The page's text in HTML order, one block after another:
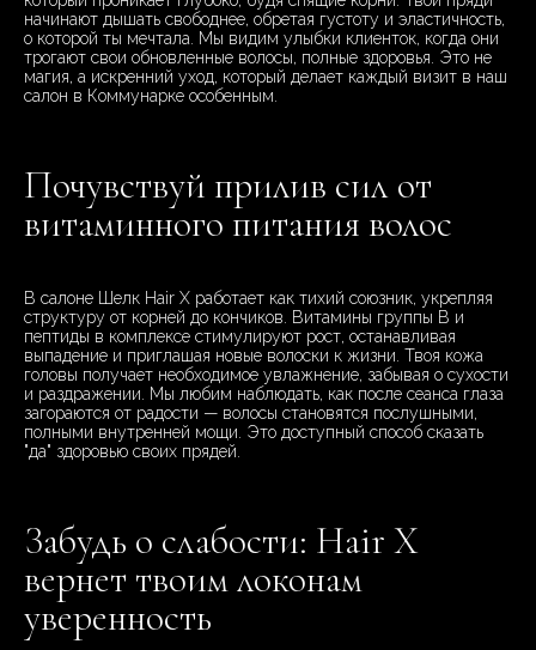
начинают дышать свободнее, обретая густоту и эластичность,
о которой ты мечтала. Мы видим улыбки клиенток, когда они
трогают свои обновленные волосы, полные здоровья. Это не
магия, а искренний уход, который делает каждый визит в наш
салон в Коммунарке особенным.
Почувствуй прилив сил от
витаминного питания волос
В салоне Шелк Hair X работает как тихий союзник, укрепляя
структуру от корней до кончиков. Витамины группы B и
пептиды в комплексе стимулируют рост, останавливая
выпадение и приглашая новые волоски к жизни. Твоя кожа
головы получает необходимое увлажнение, забывая о сухости
и раздражении. Мы любим наблюдать, как после сеанса глаза
загораются от радости — волосы становятся послушными,
полными внутренней мощи. Это доступный способ сказать
"да" здоровью своих прядей.
Забудь о слабости: Hair X
вернет твоим локонам
уверенность